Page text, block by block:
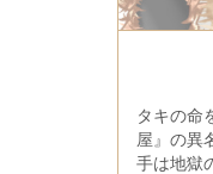
タキの命
屋』の異
手は地獄